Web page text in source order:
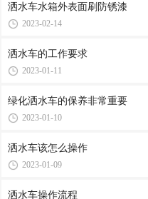
洒水车水箱外表面刷防锈漆
2023-02-14
洒水车的工作要求
2023-01-11
绿化洒水车的保养非常重要
2023-01-10
洒水车该怎么操作
2023-01-09
洒水车操作流程